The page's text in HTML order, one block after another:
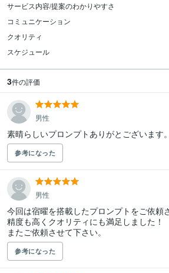
サービス内容/提案のわかりやすさ
コミュニケーション
クオリティ
スケジュール
3件の評価
男性
素晴らしいプロンプトありがとございます。
参考になった
男性
今回は宿曜を搭載したプロンプトをご依頼
精度も高くクオリティにも満足しました！
またご依頼させて下さい。
参考になった